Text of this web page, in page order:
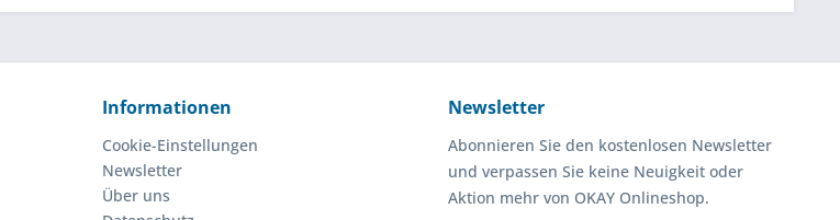
Informationen
Cookie-Einstellungen
Newsletter
Über uns
Newsletter
Abonnieren Sie den kostenlosen Newsletter
und verpassen Sie keine Neuigkeit oder
Aktion mehr von OKAY Onlineshop.